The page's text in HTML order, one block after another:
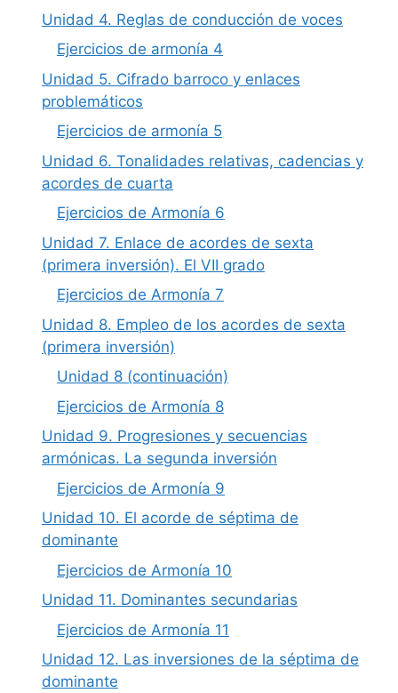
Unidad 4. Reglas de conducción de voces
Ejercicios de armonía 4
Unidad 5. Cifrado barroco y enlaces
problemáticos
Ejercicios de armonía 5
Unidad 6. Tonalidades relativas, cadencias y
acordes de cuarta
Ejercicios de Armonía 6
Unidad 7. Enlace de acordes de sexta
(primera inversión). El VII grado
Ejercicios de Armonía 7
Unidad 8. Empleo de los acordes de sexta
(primera inversión)
Unidad 8 (continuación)
Ejercicios de Armonía 8
Unidad 9. Progresiones y secuencias
armónicas. La segunda inversión
Ejercicios de Armonía 9
Unidad 10. El acorde de séptima de
dominante
Ejercicios de Armonía 10
Unidad 11. Dominantes secundarias
Ejercicios de Armonía 11
Unidad 12. Las inversiones de la séptima de
dominante